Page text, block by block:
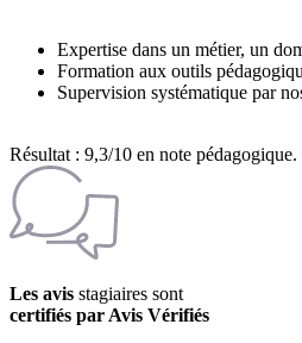
Expertise dans un métier, un
Formation aux outils
Supervision systématique par
Résultat : 9,3/10 en note
Les avis stagiaires sont
certifiés par Avis Vérifiés